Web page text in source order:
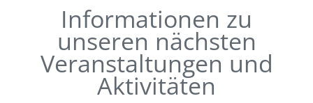
Informationen zu
unseren nächsten
Veranstaltungen und
Aktivitäten